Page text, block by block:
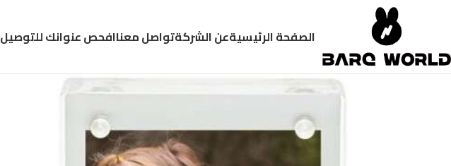
الصفحة الرئيسيةعن الشركةتواصل معناافحص عنوانك للتوصيل